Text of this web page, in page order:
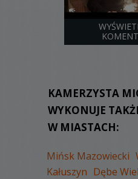
KAMERZYSTA
WYKONUJE
W MIASTACH:
Mińsk Mazowiecki
Kałuszyn Dębe